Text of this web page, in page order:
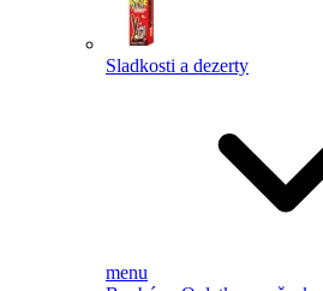
Sladkosti a dezerty
menu